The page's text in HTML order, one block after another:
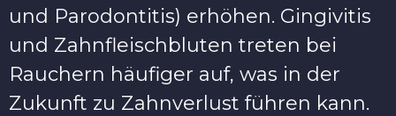
und Parodontitis) erhöhen. Gingivitis
und Zahnfleischbluten treten bei
Rauchern häufiger auf, was in der
Zukunft zu Zahnverlust führen kann.